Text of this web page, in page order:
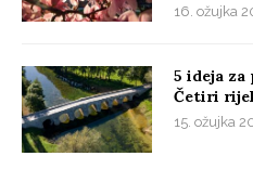
16. ožujka
5 ideja
Četiri
15. ožujka